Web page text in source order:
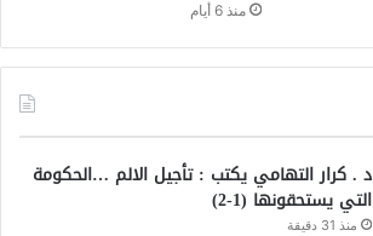
منذ 6 أيام
د . كرار التهامي يكتب : تأجيل الالم …الحكومة
التي يستحقونها (1-2)
منذ 31 دقيقة